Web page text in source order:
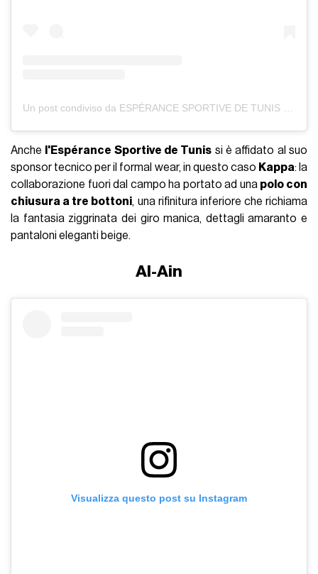
Un post condiviso da ESPÉRANCE SPORTIVE DE TUNIS (@estofficiel)
Anche l'Espérance Sportive de Tunis si è affidato al suo
sponsor tecnico per il formal wear, in questo caso Kappa: la
collaborazione fuori dal campo ha portato ad una polo con
chiusura a tre bottoni, una rifinitura inferiore che richiama
la fantasia ziggrinata dei giro manica, dettagli amaranto e
pantaloni eleganti beige.
Al-Ain
Visualizza questo post su Instagram